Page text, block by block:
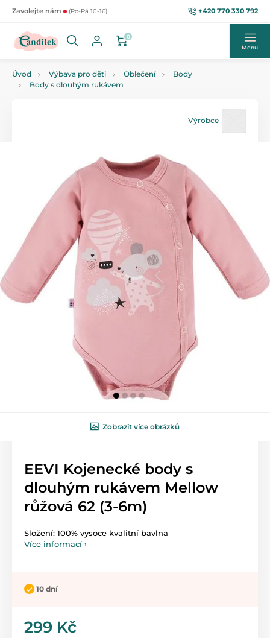
Zavolejte nám (Po-Pá 10-16) +420 770 330 792
0
Menu
Úvod Výbava pro děti Oblečení
Body
Body s dlouhým rukávem
Výrobce
Zobrazit více obrázků
EEVI Kojenecké body s
dlouhým rukávem Mellow
růžová 62 (3-6m)
Složení: 100% vysoce kvalitní bavlna
Více informací ›
10 dní
299 Kč